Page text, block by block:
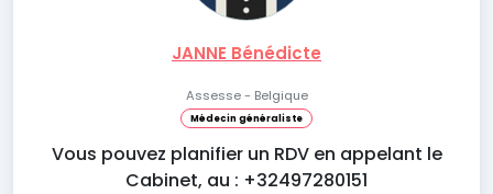
JANNE Bénédicte
Assesse - Belgique
Médecin généraliste
Vous pouvez planifier un RDV en appelant le
Cabinet, au : +32497280151